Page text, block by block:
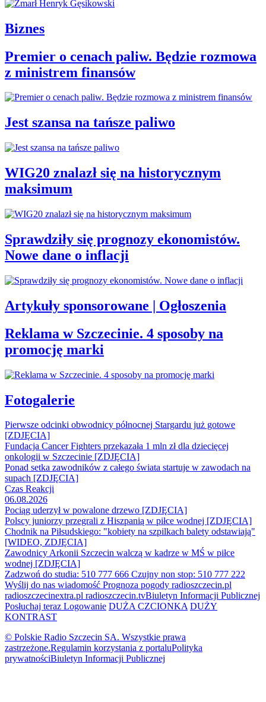
Biznes
Premier o cenach paliw. Będzie rozmowa
z ministrem finansów
Jest szansa na tańsze paliwo
WIG20 znalazł się na historycznym
maksimum
Sprawdziły się prognozy ekonomistów.
Nowe dane o inflacji
Artykuły sponsorowane | Ogłoszenia
Reklama w Szczecinie. 4 sposoby na
promocję marki
Fotogalerie
Pierwsze odcinki obwodnicy północnej Stargardu już gotowe
[ZDJĘCIA]
Fundacja Cancer Fighters przekazała 1 mln zł dla dziecięcej
onkologii w Szczecinie [ZDJĘCIA]
Ponad setka zawodników z całego świata startuje w zawodach na
supach [ZDJĘCIA]
Czas Reakcji
06.08.2026
Pociąg uderzył w powalone drzewo [ZDJĘCIA]
Polscy juniorzy przegrali z Hiszpanią w piłce wodnej [ZDJĘCIA]
Chodnik na Piłsudskiego: "kobiety na szpilkach balety odstawiają"
[WIDEO, ZDJĘCIA]
Zawodnicy Arkonii Szczecin walczą w kadrze w MŚ w piłce
wodnej [ZDJĘCIA]
Zadzwoń do studia: 510 777 666 Czujny non stop: 510 777 222
Wyślij do nas wiadomość Prognoza pogody radioszczecin.pl
radioszczecinextra.pl radioszczecin.tvBiuletyn Informacji Publicznej
Posłuchaj teraz Logowanie DUŻA CZCIONKA DUŻY
KONTRAST
© Polskie Radio Szczecin SA. Wszystkie prawa
zastrzeżone.Regulamin korzystania z portaluPolityka
prywatnościBiuletyn Informacji Publicznej